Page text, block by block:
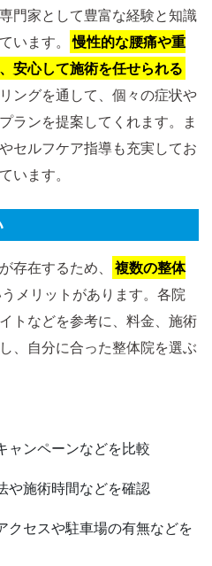
門家として豊富な経験と知識
います。
慢性的な腰痛や重
安心して施術を任せられる
ングを通して、個々の症状や
ランを提案してくれます。ま
セルフケア指導も充実してお
います。
存在するため、
複数の整体
メリットがあります。各院
トなどを参考に、料金、施術
、自分に合った整体院を選ぶ
ャンペーンなどを比較
や施術時間などを確認
クセスや駐車場の有無などを